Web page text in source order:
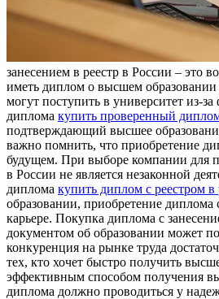
занесением в реестр в России – это
иметь диплом о высшем образовании
могут поступить в университет из-
диплома купить проверенный
подтверждающий высшее
важно помнить, что приобретение
будущем. При выборе компании для
в России не является незаконной
диплома купить диплом с реестром в
образовании, приобретение
карьере. Покупка диплома с
документом об образовании может
конкуренция на рынке труда
тех, кто хочет быстро получить
эффективным способом получения
диплома должно проводиться у